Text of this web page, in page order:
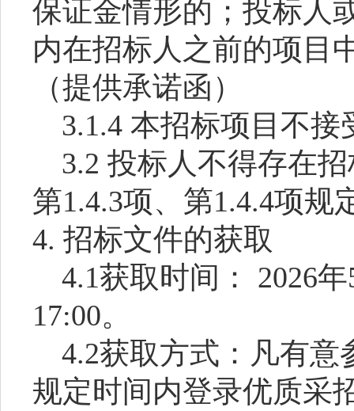
保证金情形的；投标人
内在招标人之前的项目
（提供承诺函）
3.1.4 本招标项目不接
3.2 投标人不得存在
第1.4.3项、第1.4.4项规
4. 招标文件的获取
4.1获取时间： 2026年
17:00。
4.2获取方式：凡有意
规定时间内登录优质采